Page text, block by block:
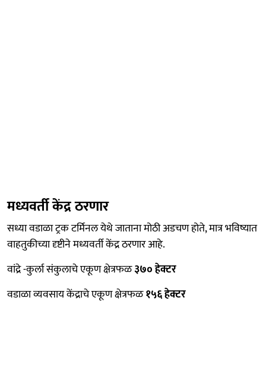
मध्यवर्ती केंद्र ठरणार
सध्या वडाळा ट्रक टर्मिनल येथे जाताना मोठी अडचण होते, मात्र भविष्यात
वाहतुकीच्या दृष्टीने मध्यवर्ती केंद्र ठरणार आहे.
वांद्रे -कुर्ला संकुलाचे एकूण क्षेत्रफळ३७० हेक्टर
वडाळा व्यवसाय केंद्राचे एकूण क्षेत्रफळ१५६ हेक्टर